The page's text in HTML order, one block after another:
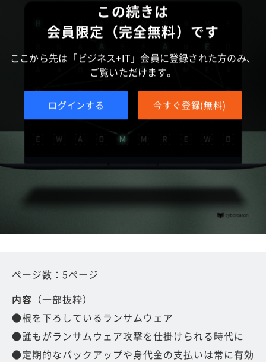
この続きは
会員限定（完全無料）です
ここから先は「ビジネス+IT」会員に登録された方のみ、
ご覧いただけます。
ログインする 今すぐ登録(無料)
ページ数：5ページ
内容 （一部抜粋）
●根を下ろしているランサムウェア
●誰もがランサムウェア攻撃を仕掛けられる時代に
●定期的なバックアップや身代金の支払いは常に有効